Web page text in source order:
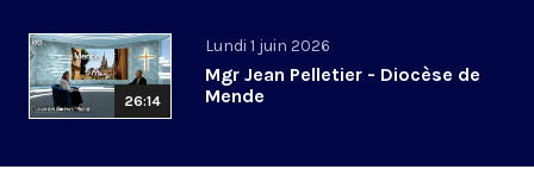
26:14
Lundi 1 juin 2026
Mgr Jean Pelletier - Diocèse de
Mende